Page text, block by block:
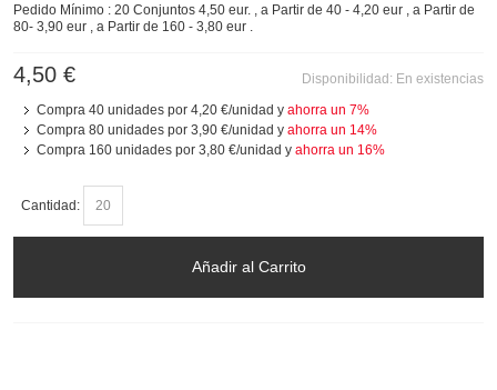
Pedido Mínimo : 20 Conjuntos 4,50 eur. , a Partir de 40 - 4,20 eur , a Partir de
80- 3,90 eur , a Partir de 160 - 3,80 eur .
Disponibilidad: En existencias
4,50 €
Compra 40 unidades por 4,20 €/unidad y ahorra un 7%
Compra 80 unidades por 3,90 €/unidad y ahorra un 14%
Compra 160 unidades por 3,80 €/unidad y ahorra un 16%
Cantidad:
Añadir al Carrito